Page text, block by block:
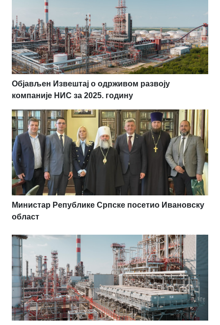
Објављен Извештај о одрживом развоју
компаније НИС за 2025. годину
Министар Републике Српске посетио Ивановску
област